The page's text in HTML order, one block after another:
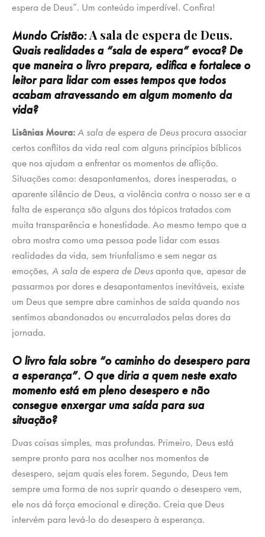
espera de Deus”. Um conteúdo imperdível. Confira!
Mundo Cristão:A sala de espera de Deus.
Quais realidades a “sala de espera” evoca? De
que maneira o livro prepara, edifica e fortalece o
leitor para lidar com esses tempos que todos
acabam atravessando em algum momento da
vida?
Lisânias Moura:A sala de espera de Deus procura associar
certos conflitos da vida real com alguns princípios bíblicos
que nos ajudam a enfrentar os momentos de aflição.
Situações como: desapontamentos, dores inesperadas, o
aparente silêncio de Deus, a violência contra o nosso ser e a
falta de esperança são alguns dos tópicos tratados com
muita transparência e honestidade. Ao mesmo tempo que a
obra mostra como uma pessoa pode lidar com essas
realidades da vida, sem triunfalismo e sem negar as
emoções, A sala de espera de Deusaponta que, apesar de
passarmos por dores e desapontamentos inevitáveis, existe
um Deus que sempre abre caminhos de saída quando nos
sentimos abandonados ou encurralados pelas dores da
jornada.
O livro fala sobre “o caminho do desespero para
a esperança”. O que diria a quem neste exato
momento está em pleno desespero e não
consegue enxergar uma saída para sua
situação?
Duas coisas simples, mas profundas. Primeiro, Deus está
sempre pronto para nos acolher nos momentos de
desespero, sejam quais eles forem. Segundo, Deus tem
sempre uma forma de nos suprir quando o desespero vem,
ele nos dá força emocional e direção. Creia que Deus
intervém para levá-lo do desespero à esperança.